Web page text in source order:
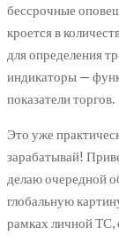
бессрочные
кроется в
для определения
индикаторы —
показатели торгов.
Это уже
зарабатывай!
делаю очередной
глобальную
рамках личной ТС,